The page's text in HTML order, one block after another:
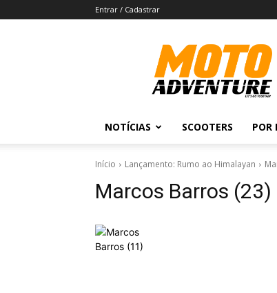
Entrar / Cadastrar
Revista
Moto
Adventure
NOTÍCIAS SCOOTERS POR
Início Lançamento: Rumo ao Himalayan
Marcos Barros (23)